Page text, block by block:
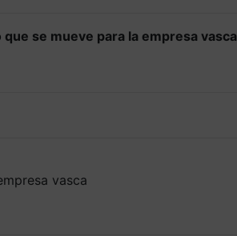
se mueve para la empresa vasca
vasca